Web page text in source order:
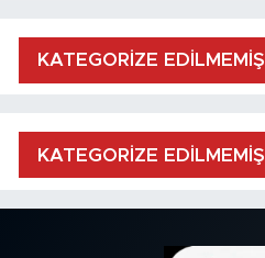
KATEGORİZE EDİLMEMİŞ
KATEGORİZE EDİLMEMİŞ